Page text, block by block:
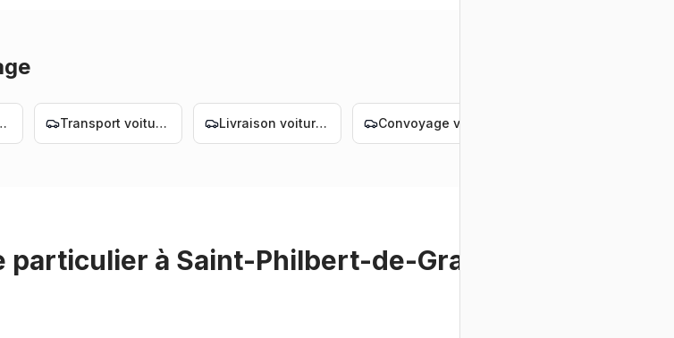
Nantes Transport voiture Nantes Livraison voiture électrique Nantes
particulier à Saint-Philbert-de-Grand-Lieu